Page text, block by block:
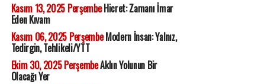
Kasım 13, 2025 PerşembeHicret: Zamanı İmar
Eden Kıvam
Kasım 06, 2025 PerşembeModern İnsan: Yalnız,
Tedirgin, Tehlikeli/YTT
Ekim 30, 2025 PerşembeAklın Yolunun Bir
Olacağı Yer